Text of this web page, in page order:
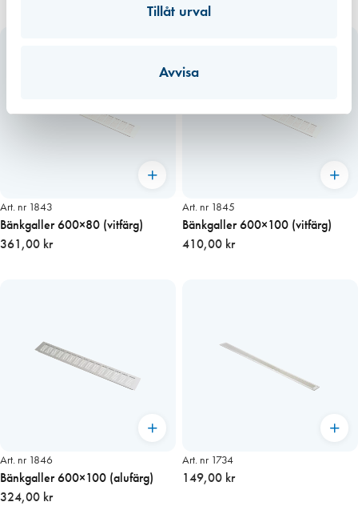
Tillåt urval
Avvisa
Art. nr 1843
Bänkgaller 600×80 (vitfärg)
361,00 kr
Art. nr 1845
Bänkgaller 600×100 (vitfärg)
410,00 kr
Art. nr 1846
Bänkgaller 600×100 (alufärg)
324,00 kr
Art. nr 1734
149,00 kr